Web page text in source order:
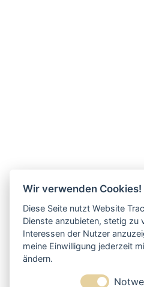
Wir verwenden Cookies!
Diese Seite nutzt Website
Dienste anzubieten, stetig zu
Interessen der Nutzer
meine Einwilligung jederzeit
ändern.